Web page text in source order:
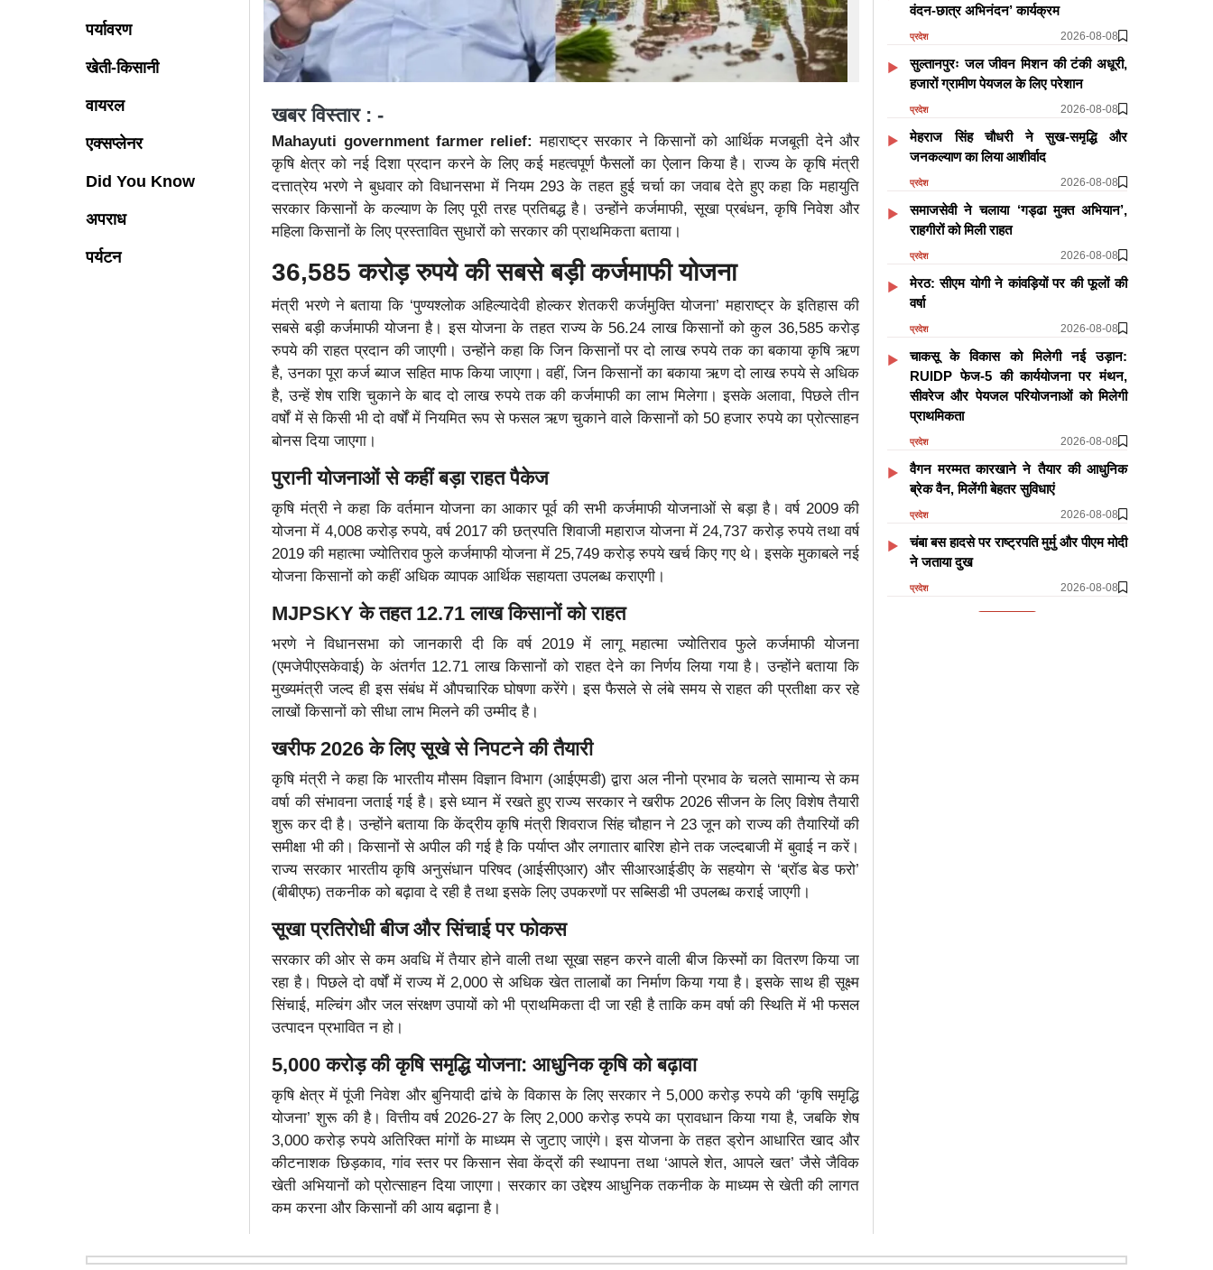
पर्यावरण
खेती-किसानी
वायरल
एक्सप्लेनर
Did You Know
अपराध
पर्यटन
खबर विस्तार : -
Mahayuti government farmer relief:महाराष्ट्र सरकार ने किसानों को आर्थिक मजबूती देने और
कृषि क्षेत्र को नई दिशा प्रदान करने के लिए कई महत्वपूर्ण फैसलों का ऐलान किया है। राज्य के कृषि मंत्री
दत्तात्रेय भरणे ने बुधवार को विधानसभा में नियम 293 के तहत हुई चर्चा का जवाब देते हुए कहा कि महायुति
सरकार किसानों के कल्याण के लिए पूरी तरह प्रतिबद्ध है। उन्होंने कर्जमाफी, सूखा प्रबंधन, कृषि निवेश और
महिला किसानों के लिए प्रस्तावित सुधारों को सरकार की प्राथमिकता बताया।
36,585 करोड़ रुपये की सबसे बड़ी कर्जमाफी योजना
मंत्री भरणे ने बताया कि ‘पुण्यश्लोक अहिल्यादेवी होल्कर शेतकरी कर्जमुक्ति योजना’ महाराष्ट्र के इतिहास की
सबसे बड़ी कर्जमाफी योजना है। इस योजना के तहत राज्य के 56.24 लाख किसानों को कुल 36,585 करोड़
रुपये की राहत प्रदान की जाएगी। उन्होंने कहा कि जिन किसानों पर दो लाख रुपये तक का बकाया कृषि ऋण
है, उनका पूरा कर्ज ब्याज सहित माफ किया जाएगा। वहीं, जिन किसानों का बकाया ऋण दो लाख रुपये से अधिक
है, उन्हें शेष राशि चुकाने के बाद दो लाख रुपये तक की कर्जमाफी का लाभ मिलेगा। इसके अलावा, पिछले तीन
वर्षों में से किसी भी दो वर्षों में नियमित रूप से फसल ऋण चुकाने वाले किसानों को 50 हजार रुपये का प्रोत्साहन
बोनस दिया जाएगा।
पुरानी योजनाओं से कहीं बड़ा राहत पैकेज
कृषि मंत्री ने कहा कि वर्तमान योजना का आकार पूर्व की सभी कर्जमाफी योजनाओं से बड़ा है। वर्ष 2009 की
योजना में 4,008 करोड़ रुपये, वर्ष 2017 की छत्रपति शिवाजी महाराज योजना में 24,737 करोड़ रुपये तथा वर्ष
2019 की महात्मा ज्योतिराव फुले कर्जमाफी योजना में 25,749 करोड़ रुपये खर्च किए गए थे। इसके मुकाबले नई
योजना किसानों को कहीं अधिक व्यापक आर्थिक सहायता उपलब्ध कराएगी।
MJPSKY के तहत 12.71 लाख किसानों को राहत
भरणे ने विधानसभा को जानकारी दी कि वर्ष 2019 में लागू महात्मा ज्योतिराव फुले कर्जमाफी योजना
(एमजेपीएसकेवाई) के अंतर्गत 12.71 लाख किसानों को राहत देने का निर्णय लिया गया है। उन्होंने बताया कि
मुख्यमंत्री जल्द ही इस संबंध में औपचारिक घोषणा करेंगे। इस फैसले से लंबे समय से राहत की प्रतीक्षा कर रहे
लाखों किसानों को सीधा लाभ मिलने की उम्मीद है।
खरीफ 2026 के लिए सूखे से निपटने की तैयारी
कृषि मंत्री ने कहा कि भारतीय मौसम विज्ञान विभाग (आईएमडी) द्वारा अल नीनो प्रभाव के चलते सामान्य से कम
वर्षा की संभावना जताई गई है। इसे ध्यान में रखते हुए राज्य सरकार ने खरीफ 2026 सीजन के लिए विशेष तैयारी
शुरू कर दी है। उन्होंने बताया कि केंद्रीय कृषि मंत्री शिवराज सिंह चौहान ने 23 जून को राज्य की तैयारियों की
समीक्षा भी की। किसानों से अपील की गई है कि पर्याप्त और लगातार बारिश होने तक जल्दबाजी में बुवाई न करें।
राज्य सरकार भारतीय कृषि अनुसंधान परिषद (आईसीएआर) और सीआरआईडीए के सहयोग से ‘ब्रॉड बेड फरो’
(बीबीएफ) तकनीक को बढ़ावा दे रही है तथा इसके लिए उपकरणों पर सब्सिडी भी उपलब्ध कराई जाएगी।
सूखा प्रतिरोधी बीज और सिंचाई पर फोकस
सरकार की ओर से कम अवधि में तैयार होने वाली तथा सूखा सहन करने वाली बीज किस्मों का वितरण किया जा
रहा है। पिछले दो वर्षों में राज्य में 2,000 से अधिक खेत तालाबों का निर्माण किया गया है। इसके साथ ही सूक्ष्म
सिंचाई, मल्चिंग और जल संरक्षण उपायों को भी प्राथमिकता दी जा रही है ताकि कम वर्षा की स्थिति में भी फसल
उत्पादन प्रभावित न हो।
5,000 करोड़ की कृषि समृद्धि योजना: आधुनिक कृषि को बढ़ावा
कृषि क्षेत्र में पूंजी निवेश और बुनियादी ढांचे के विकास के लिए सरकार ने 5,000 करोड़ रुपये की ‘कृषि समृद्धि
योजना’ शुरू की है। वित्तीय वर्ष 2026-27 के लिए 2,000 करोड़ रुपये का प्रावधान किया गया है, जबकि शेष
3,000 करोड़ रुपये अतिरिक्त मांगों के माध्यम से जुटाए जाएंगे। इस योजना के तहत ड्रोन आधारित खाद और
कीटनाशक छिड़काव, गांव स्तर पर किसान सेवा केंद्रों की स्थापना तथा ‘आपले शेत, आपले खत’ जैसे जैविक
खेती अभियानों को प्रोत्साहन दिया जाएगा। सरकार का उद्देश्य आधुनिक तकनीक के माध्यम से खेती की लागत
कम करना और किसानों की आय बढ़ाना है।
वंदन-छात्र अभिनंदन’ कार्यक्रम
प्रदेश 2026-08-08
सुल्तानपुरः जल जीवन मिशन की टंकी अधूरी,
हजारों ग्रामीण पेयजल के लिए परेशान
प्रदेश 2026-08-08
मेहराज सिंह चौधरी ने सुख-समृद्धि और
जनकल्याण का लिया आशीर्वाद
प्रदेश 2026-08-08
समाजसेवी ने चलाया ‘गड्ढा मुक्त अभियान’,
राहगीरों को मिली राहत
प्रदेश 2026-08-08
मेरठ: सीएम योगी ने कांवड़ियों पर की फूलों की
वर्षा
प्रदेश 2026-08-08
चाकसू के विकास को मिलेगी नई उड़ान:
RUIDP फेज-5 की कार्ययोजना पर मंथन,
सीवरेज और पेयजल परियोजनाओं को मिलेगी
प्राथमिकता
प्रदेश 2026-08-08
वैगन मरम्मत कारखाने ने तैयार की आधुनिक
ब्रेक वैन, मिलेंगी बेहतर सुविधाएं
प्रदेश 2026-08-08
चंबा बस हादसे पर राष्ट्रपति मुर्मु और पीएम मोदी
ने जताया दुख
प्रदेश 2026-08-08